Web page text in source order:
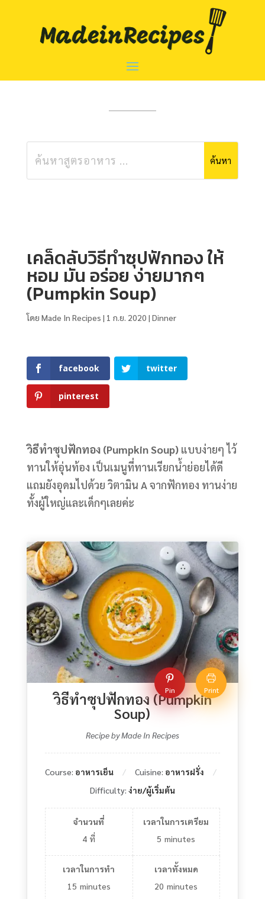
เคล็ดลับวิธีทําซุปฟักทอง ให้
หอม มัน อร่อย ง่ายมากๆ
(Pumpkin Soup)
โดย Made In Recipes | 1 ก.ย. 2020 | Dinner
facebook twitter
pinterest
วิธีทําซุปฟักทอง (Pumpkin Soup)แบบง่ายๆ ไว้
ทานให้อุ่นท้อง เป็นเมนูที่ทานเรียกน้ำย่อยได้ดี
แถมยังอุดมไปด้วย วิตามิน A จากฟักทอง ทานง่าย
ทั้งผู้ใหญ่และเด็กๆเลยค่ะ
Pin Print
วิธีทําซุปฟักทอง (Pumpkin
Soup)
Recipe by Made In Recipes
Course: อาหารเย็น Cuisine: อาหารฝรั่ง
Difficulty: ง่าย/ผู้เริ่มต้น
จำนวนที่
4 ที่
เวลาในการเตรียม
5 minutes
เวลาในการทำ
15 minutes
เวลาทั้งหมด
20 minutes